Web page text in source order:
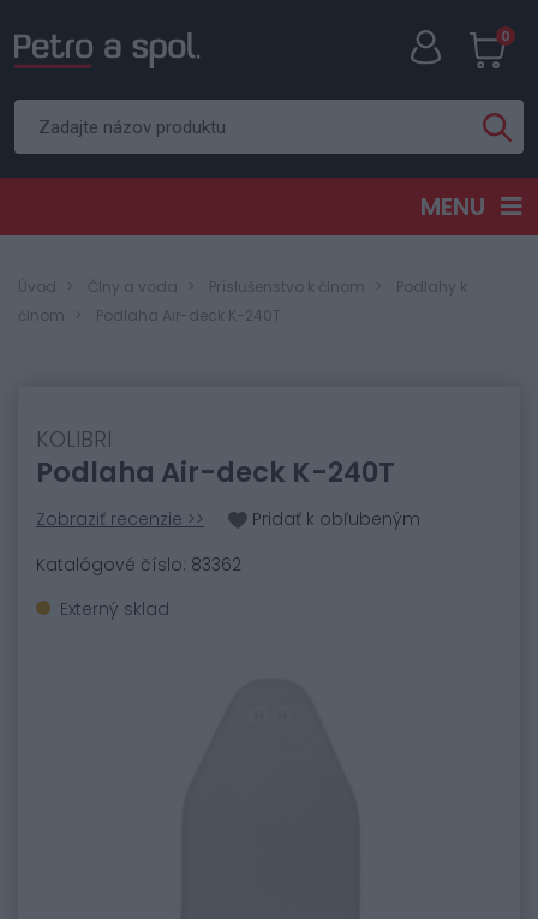
0
MENU
Úvod Člny a voda Príslušenstvo k člnom
Podlahy k
člnom
Podlaha Air-deck K-240T
KOLIBRI
Podlaha Air-deck K-240T
Zobraziť recenzie >>
Pridať k obľubeným
Katalógové číslo: 83362
Externý sklad